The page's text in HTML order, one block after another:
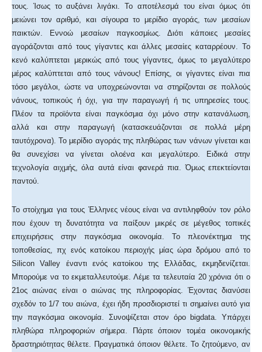
τους. Ίσως το αυξάνει λιγάκι. Το αποτέλεσμά του είναι όμως ότι
μειώνει τον αριθμό, και σίγουρα το μερίδιο αγοράς, των μεσαίων
παικτών. Εννοώ μεσαίων παγκοσμίως. Διότι κάποιες μεσαίες
αγοράζονται από τους γίγαντες και άλλες μεσαίες καταρρέουν. Το
κενό καλύπτεται μερικώς από τους γίγαντες, όμως το μεγαλύτερο
μέρος καλύπτεται από τους νάνους! Επίσης, οι γίγαντες είναι πια
τόσο μεγάλοι, ώστε να υποχρεώνονται να στηρίζονται σε πολλούς
νάνους, τοπικούς ή όχι, για την παραγωγή ή τις υπηρεσίες τους.
Πλέον τα προϊόντα είναι παγκόσμια όχι μόνο στην κατανάλωση,
αλλά και στην παραγωγή (κατασκευάζονται σε πολλά μέρη
ταυτόχρονα). Το μερίδιο αγοράς της πληθώρας των νάνων γίνεται και
θα συνεχίσει να γίνεται ολοένα και μεγαλύτερο. Ειδικά στην
τεχνολογία αιχμής, όλα αυτά είναι φανερά πια. Όμως επεκτείονται
παντού.
Το στοίχημα για τους Έλληνες νέους είναι να αντιληφθούν τον ρόλο
που έχουν τη δυνατότητα να παίξουν μικρές σε μέγεθος τοπικές
επιχειρήσεις στην παγκόσμια οικονομία. Το πλεονέκτημα της
τοποθεσίας, πχ ενός κατοίκου περιοχής μίας ώρα δρόμου από το
Silicon Valley έναντι ενός κατοίκου της Ελλάδας, εκμηδενίζεται.
Μπορούμε να το εκμεταλλευτούμε. Λέμε τα τελευταία 20 χρόνια ότι ο
21ος αιώνας είναι ο αιώνας της πληροφορίας. Έχοντας διανύσει
σχεδόν το 1/7 του αιώνα, έχει ήδη προσδιοριστεί τι σημαίνει αυτό για
την παγκόσμια οικονομία. Συνοψίζεται στον όρο bigdata. Υπάρχει
πληθώρα πληροφοριών σήμερα. Πάρτε όποιον τομέα οικονομικής
δραστηριότητας θέλετε. Πραγματικά όποιον θέλετε. Το ζητούμενο, αν